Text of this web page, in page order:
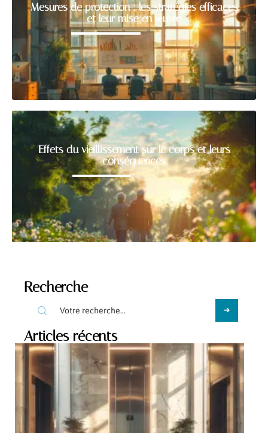
Mesures de protection : les stratégies efficaces
et leur mise en œuvre
Effets du vieillissement sur le corps et leurs
conséquences
Recherche
Articles récents